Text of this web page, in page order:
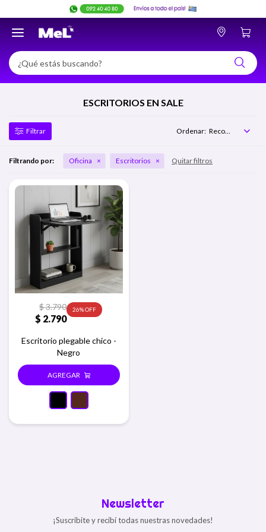

ESCRITORIOS EN SALE
Recomendados
Filtrando por: Oficina Escritorios Quitar filtros
$ 2.790
$3.790 26
Escritorio plegable chico -
Negro
Newsletter
¡Suscribite y recibí todas nuestras novedades!